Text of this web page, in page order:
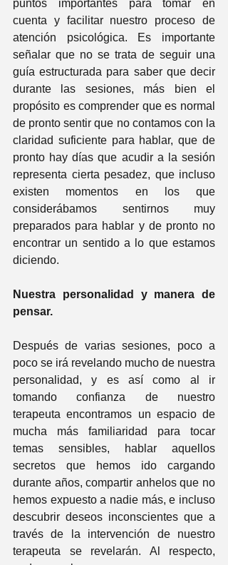
puntos importantes para tomar en
cuenta y facilitar nuestro proceso de
atención psicológica. Es importante
señalar que no se trata de seguir una
guía estructurada para saber que decir
durante las sesiones, más bien el
propósito es comprender que es normal
de pronto sentir que no contamos con la
claridad suficiente para hablar, que de
pronto hay días que acudir a la sesión
representa cierta pesadez, que incluso
existen momentos en los que
considerábamos sentirnos muy
preparados para hablar y de pronto no
encontrar un sentido a lo que estamos
diciendo.
Nuestra personalidad y manera de
pensar.
Después de varias sesiones, poco a
poco se irá revelando mucho de nuestra
personalidad, y es así como al ir
tomando confianza de nuestro
terapeuta encontramos un espacio de
mucha más familiaridad para tocar
temas sensibles, hablar aquellos
secretos que hemos ido cargando
durante años, compartir anhelos que no
hemos expuesto a nadie más, e incluso
descubrir deseos inconscientes que a
través de la intervención de nuestro
terapeuta se revelarán. Al respecto,